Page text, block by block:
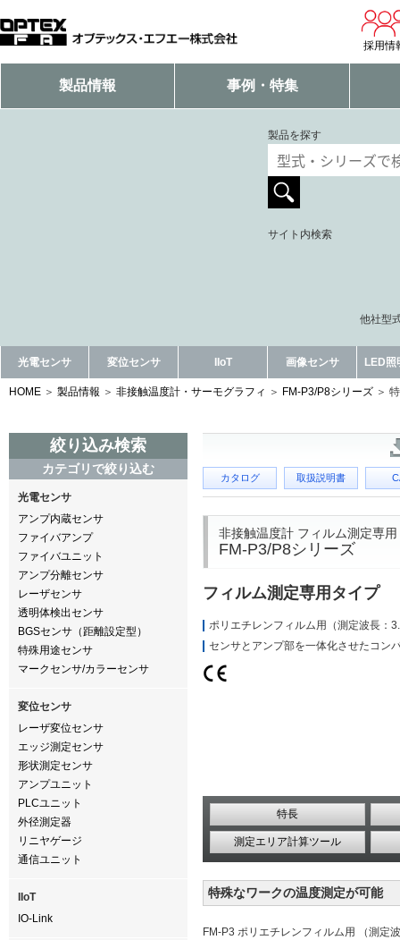
採用情
製品情報 事例・特集
製品を探す
サイト内検索
他社型
光電センサ 変位センサ IIoT 画像センサ LED照
HOME 製品情報 非接触温度計・サーモグラフィ FM-P3/P8シリーズ
絞り込み検索
カテゴリで絞り込む
光電センサ
アンプ内蔵センサ
ファイバアンプ
ファイバユニット
アンプ分離センサ
レーザセンサ
透明体検出センサ
BGSセンサ（距離設定型）
特殊用途センサ
マークセンサ/カラーセンサ
変位センサ
レーザ変位センサ
エッジ測定センサ
形状測定センサ
アンプユニット
PLCユニット
外径測定器
リニヤゲージ
通信ユニット
IIoT
IO-Link
カタログ 取扱説明書
非接触温度計 フィルム測定専用
FM-P3/P8シリーズ
フィルム測定専用タイプ
ポリエチレンフィルム用（測定波長：
センサとアンプ部を一体化させたコン
特長
測定エリア計算ツール
特殊なワークの温度測定が可能
FM-P3 ポリエチレンフィルム用 （測定